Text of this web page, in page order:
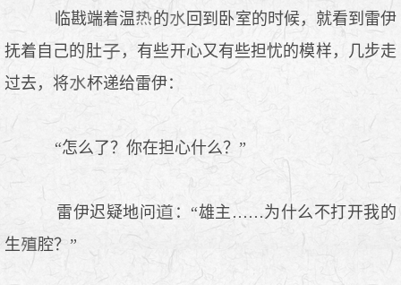
临戡端着温 的
回到卧室的时候，就看到雷伊
抚着自己的肚
，有些开心又有些担忧的模样，几步走
过去，将
杯递给雷伊：
“怎么了？你在担心什么？”
雷伊迟疑地问
：“雄主……为什么不打开我的
生
腔？”